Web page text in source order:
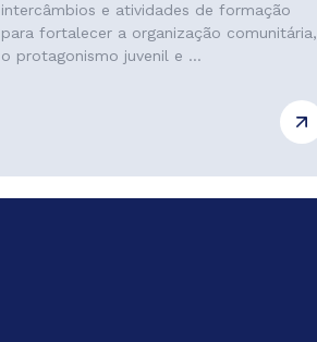
intercâmbios e atividades de formação
para fortalecer a organização comunitária,
o protagonismo juvenil e ...